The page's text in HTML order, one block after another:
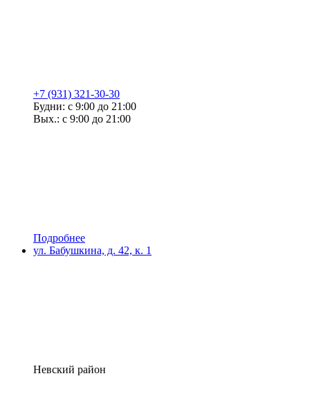
+7 (931) 321-30-30
Будни: с 9:00 до 21:00
Вых.: с 9:00 до 21:00
Подробнее
ул. Бабушкина, д. 42, к. 1
Невский район